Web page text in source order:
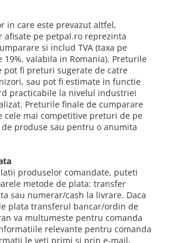
in care este prevazut altfel,
pe petpal.ro reprezinta
si includ TVA (taxa pe
19%, valabila in Romania). Preturile
pot fi preturi sugerate de catre
sau pot fi estimate in functie
practicabile la nivelul industriei
Preturile finale de cumparare
cele mai competitive preturi de pe
produse sau pentru o anumita
produselor comandate, puteti
metode de plata: transfer
sau numerar/cash la livrare. Daca
plata transferul bancar/ordin de
va multumeste pentru comanda
relevante pentru comanda
le veti primi si prin e-mail,